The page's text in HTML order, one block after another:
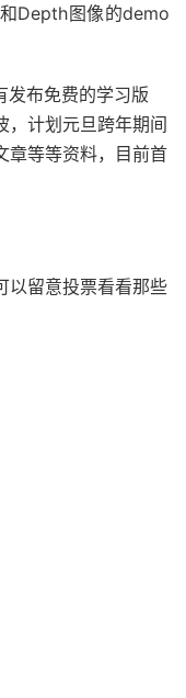
Depth图像的demo
布免费的学习版
，计划元旦跨年期间
章等等资料，目前首
以留意投票看看那些